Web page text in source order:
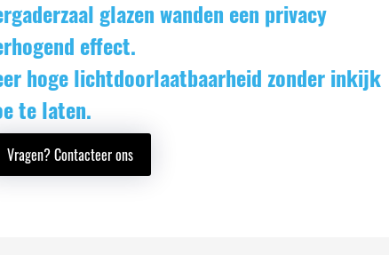
glazen wanden een privacy
effect.
hoge lichtdoorlaatbaarheid zonder inkijk
te laten.
Vragen? Contacteer ons